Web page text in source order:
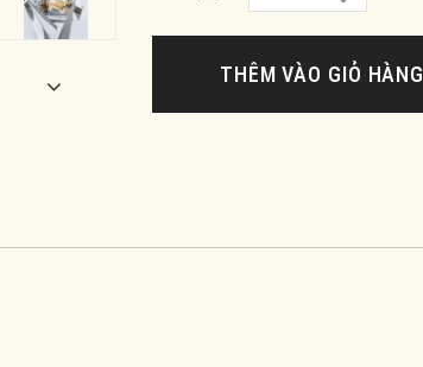
THÊM VÀO GIỎ HÀNG